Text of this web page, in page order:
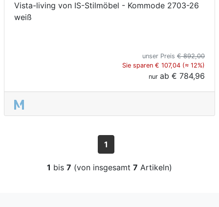
Vista-living von IS-Stilmöbel - Kommode 2703-26
weiß
unser Preis € 892,00
Sie sparen € 107,04 (≈ 12%)
nur ab € 784,96
1
1 bis 7 (von insgesamt 7 Artikeln)